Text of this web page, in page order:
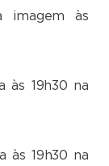
imagem às
às 19h30 na
às 19h30 na